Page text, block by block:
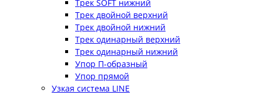
Трек SOFT нижний
Трек двойной верхний
Трек двойной нижний
Трек одинарный верхний
Трек одинарный нижний
Упор П-образный
Упор прямой
Узкая система LINE